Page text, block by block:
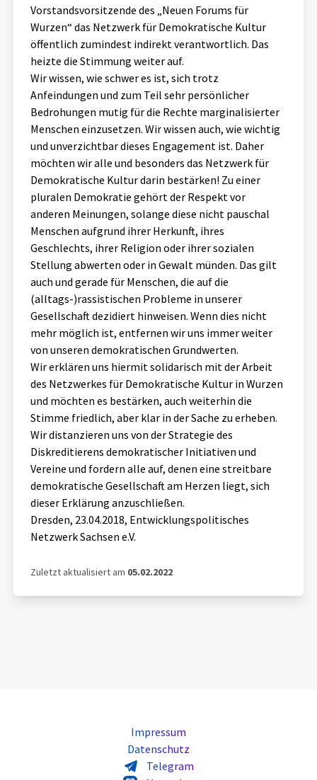
Vorstandsvorsitzende des „Neuen Forums für
Wurzen“ das Netzwerk für Demokratische Kultur
öffentlich zumindest indirekt verantwortlich. Das
heizte die Stimmung weiter auf.
Wir wissen, wie schwer es ist, sich trotz
Anfeindungen und zum Teil sehr persönlicher
Bedrohungen mutig für die Rechte marginalisierter
Menschen einzusetzen. Wir wissen auch, wie wichtig
und unverzichtbar dieses Engagement ist. Daher
möchten wir alle und besonders das Netzwerk für
Demokratische Kultur darin bestärken! Zu einer
pluralen Demokratie gehört der Respekt vor
anderen Meinungen, solange diese nicht pauschal
Menschen aufgrund ihrer Herkunft, ihres
Geschlechts, ihrer Religion oder ihrer sozialen
Stellung abwerten oder in Gewalt münden. Das gilt
auch und gerade für Menschen, die auf die
(alltags-)rassistischen Probleme in unserer
Gesellschaft dezidiert hinweisen. Wenn dies nicht
mehr möglich ist, entfernen wir uns immer weiter
von unseren demokratischen Grundwerten.
Wir erklären uns hiermit solidarisch mit der Arbeit
des Netzwerkes für Demokratische Kultur in Wurzen
und möchten es bestärken, auch weiterhin die
Stimme friedlich, aber klar in der Sache zu erheben.
Wir distanzieren uns von der Strategie des
Diskreditierens demokratischer Initiativen und
Vereine und fordern alle auf, denen eine streitbare
demokratische Gesellschaft am Herzen liegt, sich
dieser Erklärung anzuschließen.
Dresden, 23.04.2018, Entwicklungspolitisches
Netzwerk Sachsen e.V.
Zuletzt aktualisiert am 05.02.2022
Impressum
Datenschutz
Telegram